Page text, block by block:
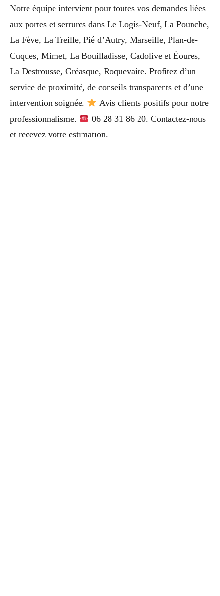
Notre équipe intervient pour toutes vos demandes liées
aux portes et serrures dans Le Logis-Neuf, La Pounche,
La Fève, La Treille, Pié d’Autry, Marseille, Plan-de-
Cuques, Mimet, La Bouilladisse, Cadolive et Éoures,
La Destrousse, Gréasque, Roquevaire. Profitez d’un
service de proximité, de conseils transparents et d’une
intervention soignée.
Avis clients positifs pour notre
professionnalisme.
06 28 31 86 20. Contactez-nous
et recevez votre estimation.